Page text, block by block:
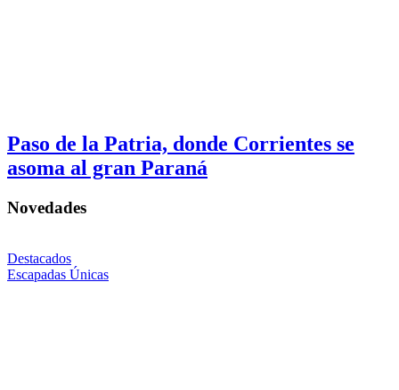
Paso de la Patria, donde Corrientes se
asoma al gran Paraná
Novedades
Destacados
Escapadas Únicas